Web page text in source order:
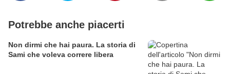
Potrebbe anche piacerti
Non dirmi che hai paura. La storia di
Sami che voleva correre libera